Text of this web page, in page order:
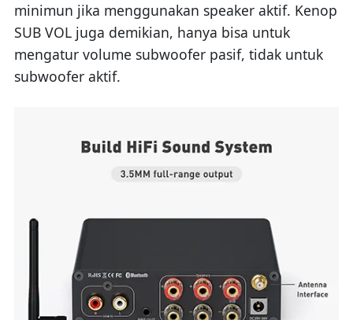
minimun jika menggunakan speaker aktif. Kenop
SUB VOL juga demikian, hanya bisa untuk
mengatur volume subwoofer pasif, tidak untuk
subwoofer aktif.